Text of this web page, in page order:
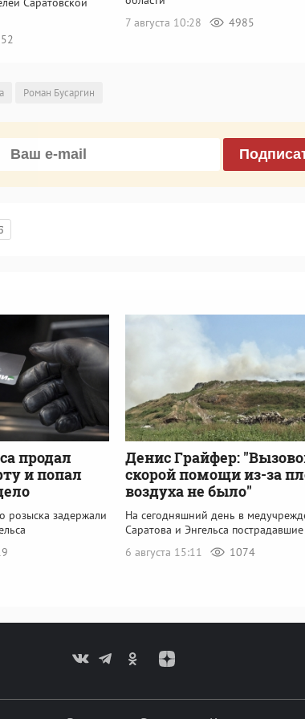
7 августа 10:28
4985
Роман Бусаргин
продал
и попал
розыска задержали
Денис Грайфер:
скорой помощи из-за
воздуха не было"
На сегодняшний день в
Саратова и Энгельса
6 августа 15:11
1074